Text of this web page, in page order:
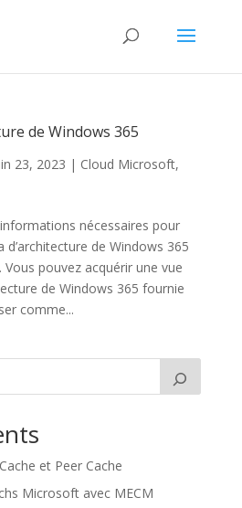
de Windows 365
23, 2023 | Cloud Microsoft,
nécessaires pour
de Windows 365
pouvez acquérir une vue
de Windows 365 fournie
comme...
et Peer Cache
Microsoft avec MECM